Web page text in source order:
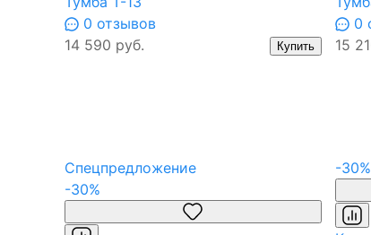
0 отзывов
14 590 руб.
Купить
0
15
Спецпредложение
-30%
-30%